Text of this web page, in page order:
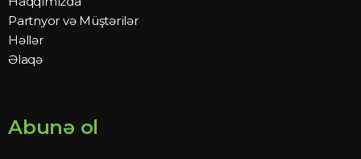
Partnyor və Müştərilər
Həllər
Əlaqə
Abunə ol